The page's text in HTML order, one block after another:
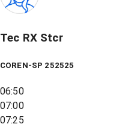
Tec RX Stcr
COREN-SP 252525
06:50
07:00
07:25